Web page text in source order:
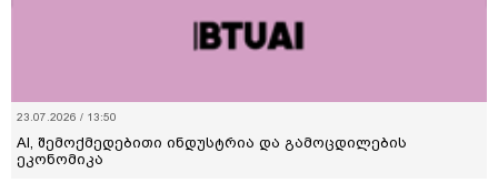
23.07.2026 / 13:50
AI, შემოქმედებითი ინდუსტრია და გამოცდილების
ეკონომიკა